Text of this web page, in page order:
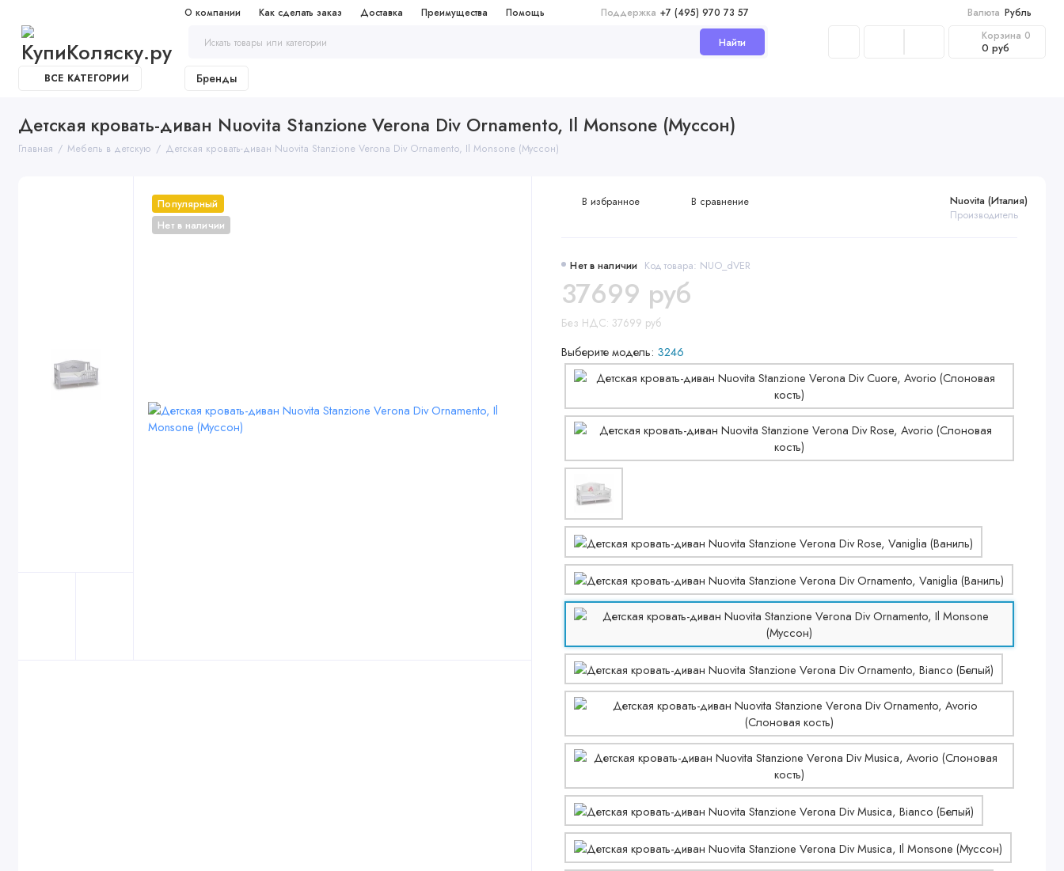
О компании Как сделать заказ Доставка Преимущества Помощь Поддержка +7 (495) 970 73 57 Валюта Рубль
Найти Корзина 0
0 руб
ВСЕ КАТЕГОРИИ Бренды
Детская кровать-диван Nuovita Stanzione Verona Div Ornamento, Il Monsone (Муссон)
Главная Мебель в детскую Детская кровать-диван Nuovita Stanzione Verona Div Ornamento, Il Monsone (Муссон)
Популярный
Нет в наличии
Нет в наличии Код товара: NUO_dVER
Nuovita (Италия)
Производитель
37699 руб
Без НДС: 37699 руб
Выберите модель: 3246
В избранное В сравнение